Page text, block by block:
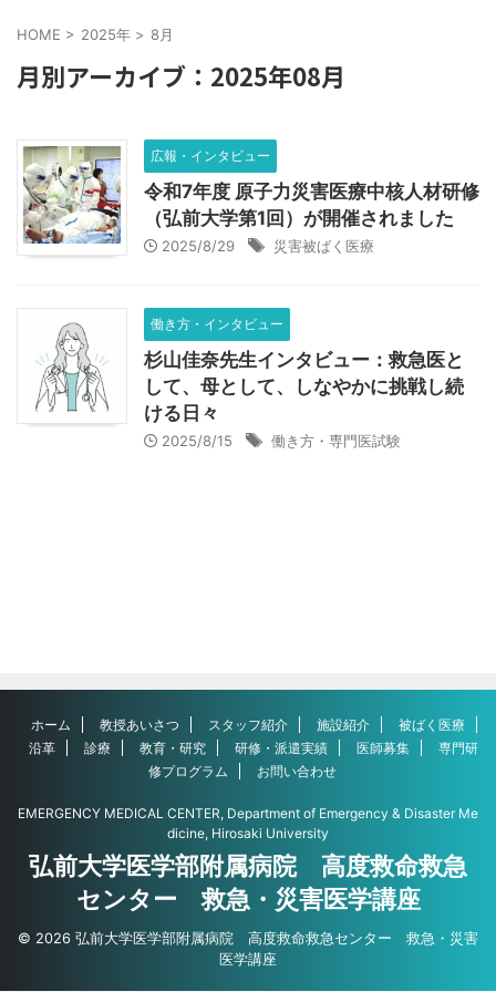
HOME > 2025年 > 8月
月別アーカイブ：2025年08月
広報・インタビュー
令和7年度 原子力災害医療中核人材研修
（弘前大学第1回）が開催されました
2025/8/29 災害被ばく医療
働き方・インタビュー
杉山佳奈先生インタビュー：救急医と
して、母として、しなやかに挑戦し続
ける日々
2025/8/15 働き方・専門医試験
ホーム 教授あいさつ スタッフ紹介 施設紹介
被ばく医療
沿革
診療 教育・研究 研修・派遣実績 医師募集
専門研
修プログラム
お問い合わせ
EMERGENCY MEDICAL CENTER, Department of Emergency & Disaster Me
dicine, Hirosaki University
弘前大学医学部附属病院 高度救命救急
センター 救急・災害医学講座
© 2026 弘前大学医学部附属病院 高度救命救急センター 救急・災害
医学講座